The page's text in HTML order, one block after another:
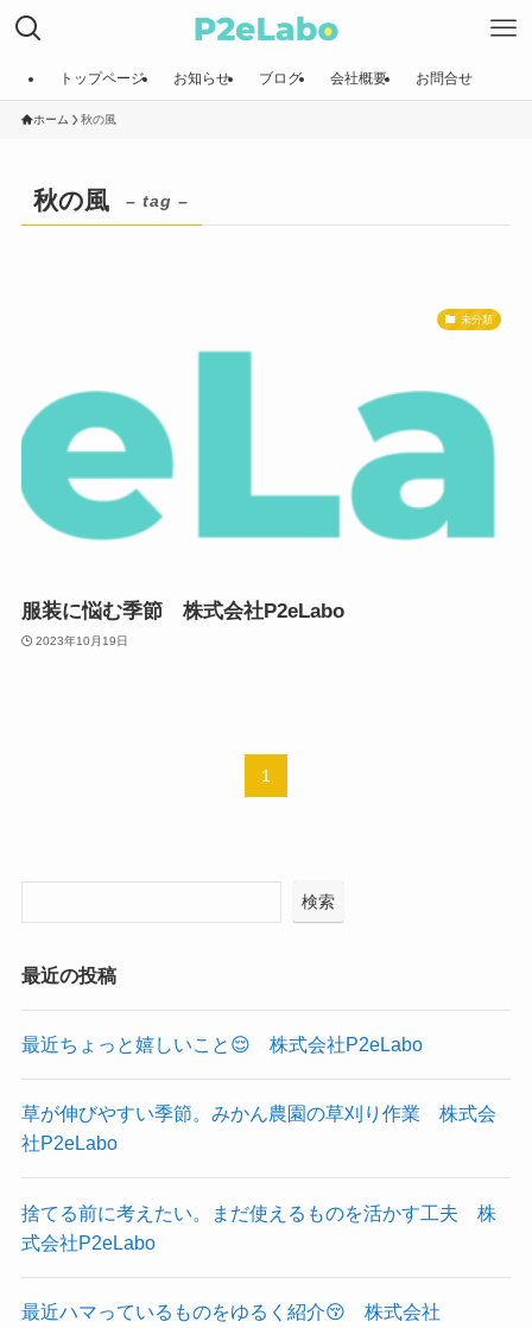
トップページ お知らせ ブログ 会社概要 お問合せ
ホーム 秋の風
秋の風 – tag –
未分類
服装に悩む季節 株式会社P2eLabo
2023年10月19日
1
検索
最近の投稿
最近ちょっと嬉しいこと😌 株式会社P2eLabo
草が伸びやすい季節。みかん農園の草刈り作業 株式会
社P2eLabo
捨てる前に考えたい。まだ使えるものを活かす工夫 株
式会社P2eLabo
最近ハマっているものをゆるく紹介😚 株式会社